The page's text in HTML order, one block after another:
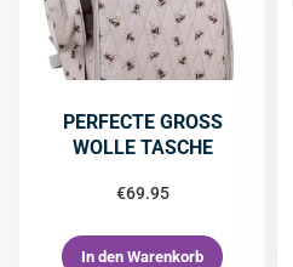
PERFECTE GROSS
WOLLE TASCHE
€69.95
In den Warenkorb